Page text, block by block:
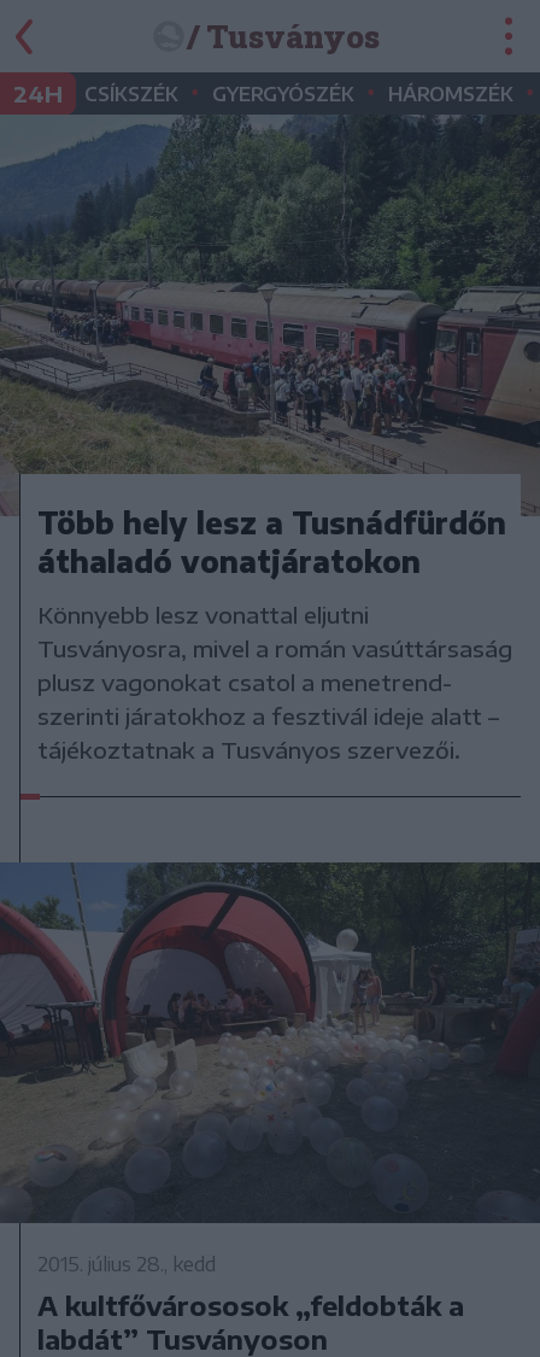
/ Tusványos
24H CSÍKSZÉK • GYERGYÓSZÉK • HÁROMSZÉK •
Több hely lesz a Tusnádfürdőn
áthaladó vonatjáratokon
Könnyebb lesz vonattal eljutni
Tusványosra, mivel a román vasúttársaság
plusz vagonokat csatol a menetrend-
szerinti járatokhoz a fesztivál ideje alatt –
tájékoztatnak a Tusványos szervezői.
2015. július 28., kedd
A kultfővárososok „feldobták a
labdát” Tusványoson